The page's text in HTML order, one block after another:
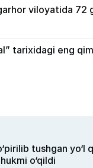
viloyatida 72
tarixidagi eng
tushgan yo‘l
o‘qildi